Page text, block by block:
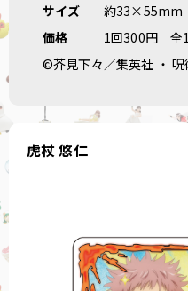
サイズ
約33×55mm
価格
1回300円
全
©芥見下々／集英社 ・
虎杖 悠仁